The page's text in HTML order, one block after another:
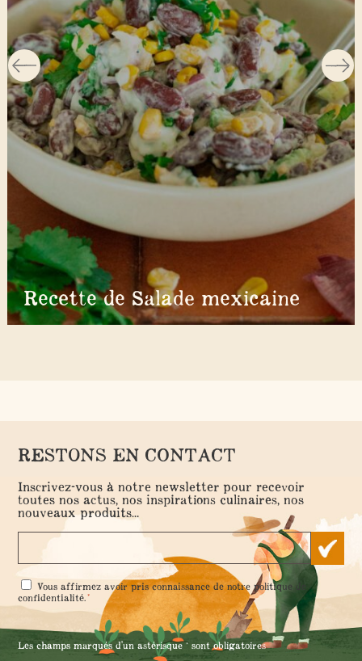
Recette de Salade mexicaine
RESTONS EN CONTACT
Inscrivez-vous à notre newsletter pour recevoir
toutes nos actus, nos inspirations culinaires, nos
nouveaux produits...
RGPD
*
Vous affirmez avoir pris connaissance de notrepolitique de
confidentialité.*
Les champs marqués d'un astérisque * sont obligatoires